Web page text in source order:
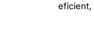
eficient,